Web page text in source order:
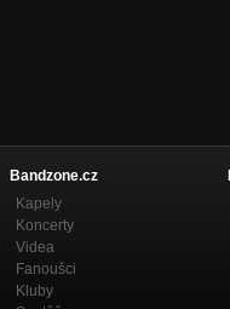
Bandzone.cz
Kapely
Koncerty
Videa
Fanoušci
Kluby